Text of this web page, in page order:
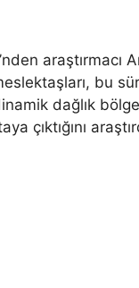
araştırmacı
bu
dağlık
çıktığını